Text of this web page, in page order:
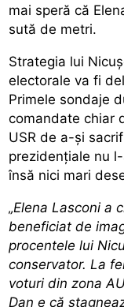
mai speră că
sută de metri.
Strategia lui
electorale va fi
Primele sondaje
comandate chiar
USR de a-și
prezidențiale nu
însă nici mari
„Elena Lasconi a
beneficiat de
procentele lui
conservator. La
voturi din zona
Dan e că